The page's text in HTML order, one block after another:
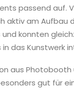
passend auf.
aktiv am Aufbau
konnten
das Kunstwerk
aus Photobooth
gut für